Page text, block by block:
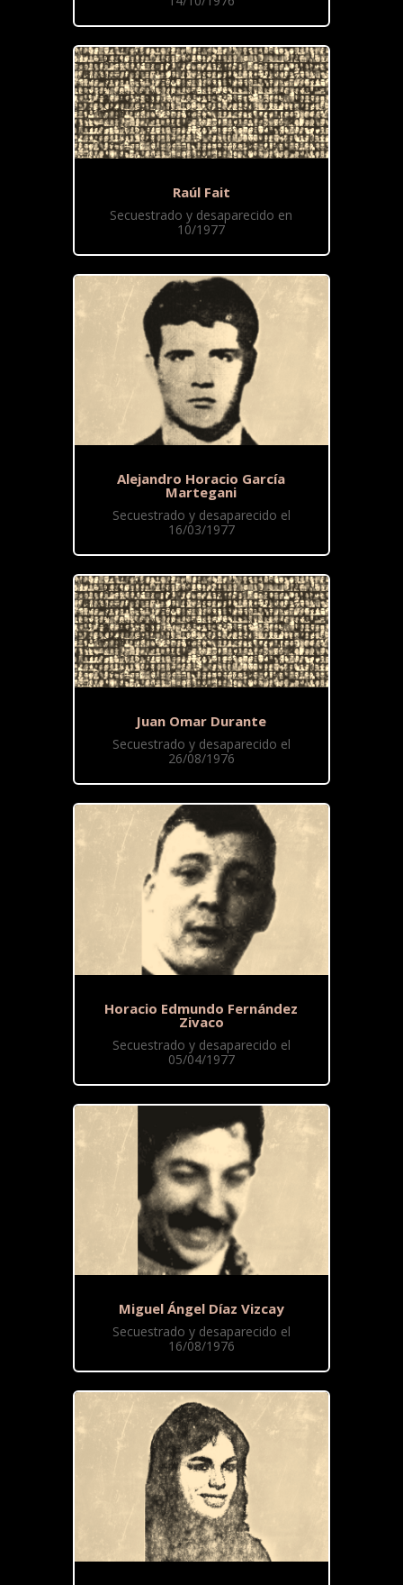
Raúl Fait
Secuestrado y desaparecido en
10/1977
Alejandro Horacio García
Martegani
Secuestrado y desaparecido el
16/03/1977
Juan Omar Durante
Secuestrado y desaparecido el
26/08/1976
Horacio Edmundo Fernández
Zivaco
Secuestrado y desaparecido el
05/04/1977
Miguel Ángel Díaz Vizcay
Secuestrado y desaparecido el
16/08/1976